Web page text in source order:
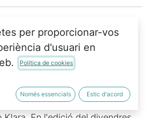
Teresa
Pensament crític
un divendres a les 20.25
de Santa Teresa , el nostre
per proporcionar-vos
d'usuari en
Política de cookies
Només essencials Estic d'acord